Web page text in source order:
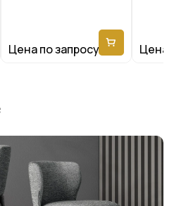
Цена по запросу Цена